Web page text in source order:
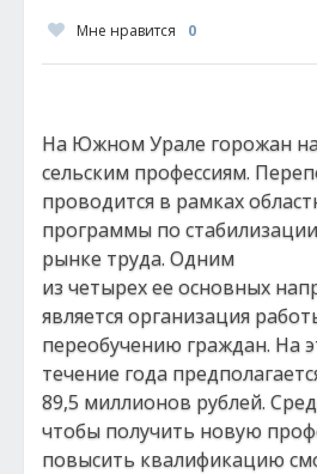
Мне нравится 0
На Южном Урале горожан
сельским профессиям.
проводится в рамках
программы по
рынке труда. Одним
из четырех ее основных
является организация
переобучению граждан. На
течение года
89,5 миллионов рублей.
чтобы получить новую
повысить квалификацию